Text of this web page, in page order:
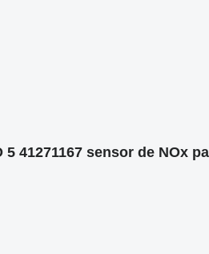
41271167 sensor de NOx